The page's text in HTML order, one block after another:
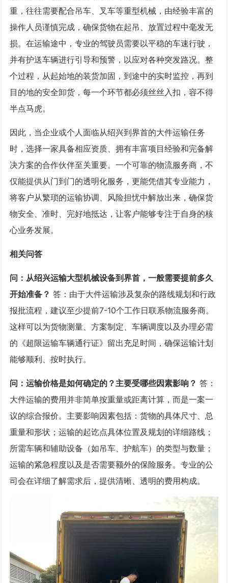
重，往往需要配合吊车、叉车等重型机械，由经验丰富的
操作人员谨慎完成，确保货物在起吊、放置过程中毫发无
损。在运输途中，专业的驾驶员需要以平稳的车速行驶，
并有护送车辆进行引导和预警，以应对各种突发路况。整
个过程，从起始地的装货加固，到途中的实时监控，再到
目的地的安全卸货，每一个环节都必须丝丝入扣，容不得
半点马虎。
因此，当企业或个人面临从绍兴到界首的大件运输任务
时，选择一家具备相应资质、拥有丰富项目经验和完备解
决方案的合作伙伴至关重要。一个可靠的物流服务商，不
仅能提供从门到门的透明化服务，更能凭借其专业能力，
将客户从繁琐的运输协调、风险担忧中解放出来，确保货
物安全、准时、完好地抵达，让客户能够专注于自身的核
心业务发展。
相关问答
问：从绍兴运输大型机械设备到界首，一般需要提前多久
开始准备？ 答：由于大件运输涉及复杂的路线规划和行政
报批流程，建议至少提前7-10个工作日联系物流服务商。
这样可以为货物测量、方案制定、车辆调度以及办理必需
的《超限运输车辆通行证》留出充足时间，确保运输计划
能够顺利、按时执行。
问：运输价格是如何确定的？主要受哪些因素影响？ 答：
大件运输的费用并非简单按重量或距离计算，而是一案一
议的综合报价。主要影响因素包括：货物的具体尺寸、总
重量和形状；运输的起讫点具体位置及规划的详细路线；
所需车辆和辅助设备（如吊车、护航车）的类型与数量；
运输的紧急程度以及是否需要额外的保险服务。专业的公
司会在详细了解需求后，提供清晰、透明的费用构成。